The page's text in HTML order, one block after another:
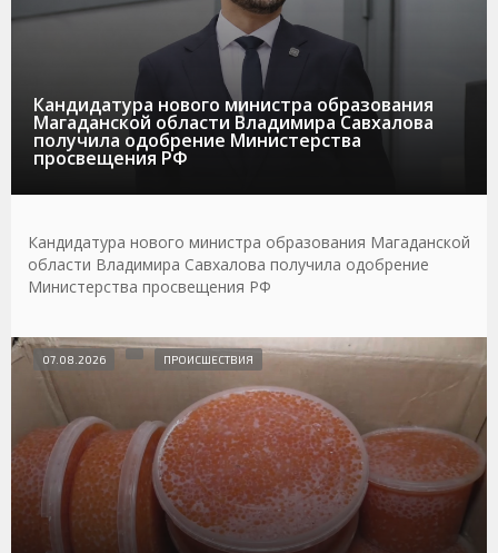
Кандидатура нового министра образования
Магаданской области Владимира Савхалова
получила одобрение Министерства
просвещения РФ
Кандидатура нового министра образования Магаданской
области Владимира Савхалова получила одобрение
Министерства просвещения РФ
07.08.2026 ПРОИСШЕСТВИЯ